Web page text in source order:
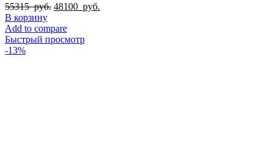
55315руб. Первоначальная
составляла
55315
48100 руб.
В корзину
Add to compare
Быстрый просмотр
-13%